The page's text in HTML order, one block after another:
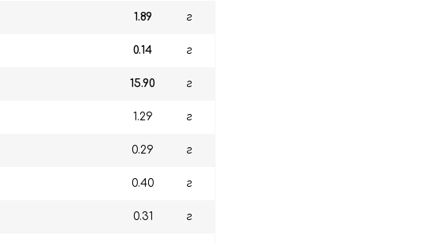
1.89 г
0.14 г
15.90 г
1.29 г
0.29 г
0.40 г
0.31 г